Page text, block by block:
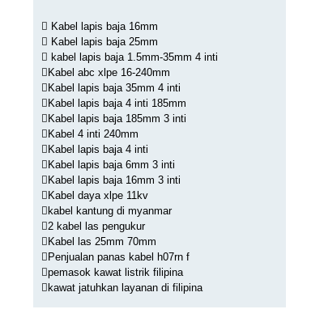
Kabel lapis baja 16mm
Kabel lapis baja 25mm
kabel lapis baja 1.5mm-35mm 4 inti
Kabel abc xlpe 16-240mm
Kabel lapis baja 35mm 4 inti
Kabel lapis baja 4 inti 185mm
Kabel lapis baja 185mm 3 inti
Kabel 4 inti 240mm
Kabel lapis baja 4 inti
Kabel lapis baja 6mm 3 inti
Kabel lapis baja 16mm 3 inti
Kabel daya xlpe 11kv
kabel kantung di myanmar
2 kabel las pengukur
Kabel las 25mm 70mm
Penjualan panas kabel h07rn f
pemasok kawat listrik filipina
kawat jatuhkan layanan di filipina